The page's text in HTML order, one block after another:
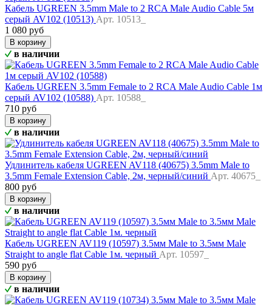
Кабель UGREEN 3.5mm Male to 2 RCA Male Audio Cable 5м
серый AV102 (10513) Арт. 10513_
1 080 руб
В корзину
в наличии
Кабель UGREEN 3.5mm Female to 2 RCA Male Audio Cable 1м
серый AV102 (10588) Арт. 10588_
710 руб
В корзину
в наличии
Удлинитель кабеля UGREEN AV118 (40675) 3.5mm Male to
3.5mm Female Extension Cable, 2м, черный/синий Арт. 40675_
800 руб
В корзину
в наличии
Кабель UGREEN AV119 (10597) 3.5мм Male to 3.5мм Male
Straight to angle flat Cable 1м. черный Арт. 10597_
590 руб
В корзину
в наличии